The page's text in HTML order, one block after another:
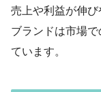
売上や利益が伸
ブランドは市場
ています。